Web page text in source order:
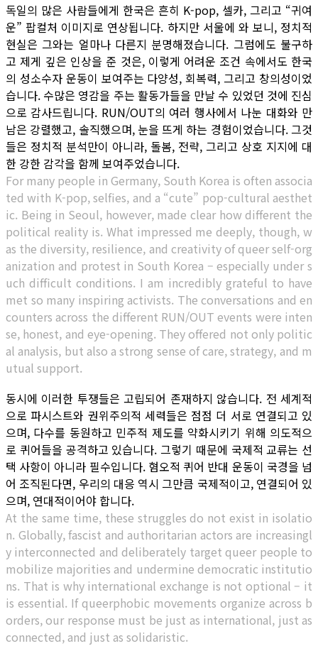
독일의 많은 사람들에게 한국은 흔히 K-pop, 셀카, 그리고 “귀여
운” 팝컬처 이미지로 연상됩니다. 하지만 서울에 와 보니, 정치적
현실은 그와는 얼마나 다른지 분명해졌습니다. 그럼에도 불구하
고 제게 깊은 인상을 준 것은, 이렇게 어려운 조건 속에서도 한국
의 성소수자 운동이 보여주는 다양성, 회복력, 그리고 창의성이었
습니다. 수많은 영감을 주는 활동가들을 만날 수 있었던 것에 진심
으로 감사드립니다. RUN/OUT의 여러 행사에서 나눈 대화와 만
남은 강렬했고, 솔직했으며, 눈을 뜨게 하는 경험이었습니다. 그것
들은 정치적 분석만이 아니라, 돌봄, 전략, 그리고 상호 지지에 대
한 강한 감각을 함께 보여주었습니다.
For many people in Germany, South Korea is often associa
ted with K-pop, selfies, and a “cute” pop-cultural aesthet
ic. Being in Seoul, however, made clear how different the
political reality is. What impressed me deeply, though, w
as the diversity, resilience, and creativity of queer self-org
anization and protest in South Korea – especially under s
uch difficult conditions. I am incredibly grateful to have
met so many inspiring activists. The conversations and en
counters across the different RUN/OUT events were inten
se, honest, and eye-opening. They offered not only politic
al analysis, but also a strong sense of care, strategy, and m
utual support.
동시에 이러한 투쟁들은 고립되어 존재하지 않습니다. 전 세계적
으로 파시스트와 권위주의적 세력들은 점점 더 서로 연결되고 있
으며, 다수를 동원하고 민주적 제도를 약화시키기 위해 의도적으
로 퀴어들을 공격하고 있습니다. 그렇기 때문에 국제적 교류는 선
택 사항이 아니라 필수입니다. 혐오적 퀴어 반대 운동이 국경을 넘
어 조직된다면, 우리의 대응 역시 그만큼 국제적이고, 연결되어 있
으며, 연대적이어야 합니다.
At the same time, these struggles do not exist in isolatio
n. Globally, fascist and authoritarian actors are increasingl
y interconnected and deliberately target queer people to
mobilize majorities and undermine democratic institutio
ns. That is why international exchange is not optional – it
is essential. If queerphobic movements organize across b
orders, our response must be just as international, just as
connected, and just as solidaristic.